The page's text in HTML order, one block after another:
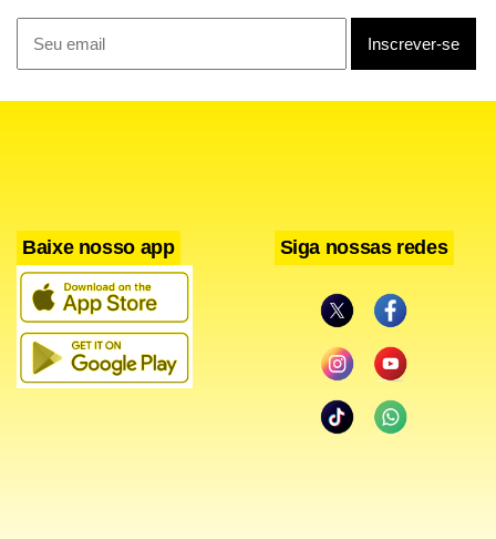
energia sem aviso prévio. Em situações de irregularidades
na rede, a orientação é contatar a Central de Atendimento
Baixe nosso app Siga nossas redes